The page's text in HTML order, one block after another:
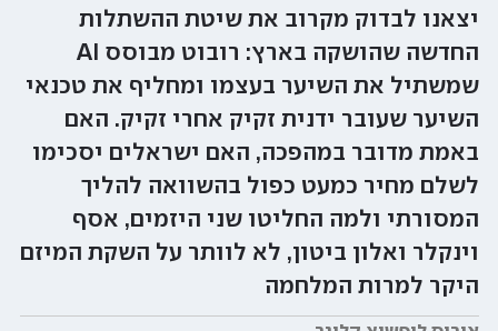
יצאנו לבדוק מקרוב את שיטת ההשתלות
החדשה שהושקה בארץ: רובוט מבוסס AI
שמשתיל את השיער בעצמו ומחליף את טכנאי
השיער שעובר ידנית זקיק אחרי זקיק. האם
באמת מדובר במהפכה, האם ישראלים יסכימו
לשלם מחיר כמעט כפול בהשוואה להליך
המסורתי ולמה החליטו שני היזמים, אסף
וינקלר ואלון ביטון, לא לוותר על השקת המיזם
היקר למרות המלחמה